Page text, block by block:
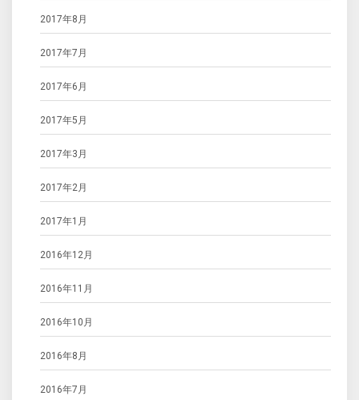
2017年8月
2017年7月
2017年6月
2017年5月
2017年3月
2017年2月
2017年1月
2016年12月
2016年11月
2016年10月
2016年8月
2016年7月